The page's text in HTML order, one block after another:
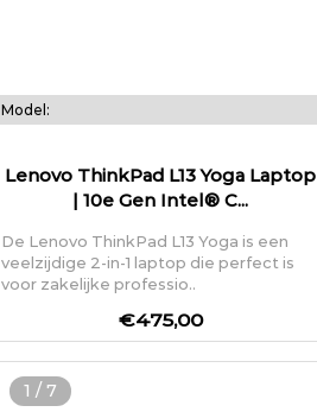
Model:
Lenovo ThinkPad L13 Yoga Laptop
| 10e Gen Intel® C...
De Lenovo ThinkPad L13 Yoga is een
veelzijdige 2-in-1 laptop die perfect is
voor zakelijke professio..
€475,00
1 / 7